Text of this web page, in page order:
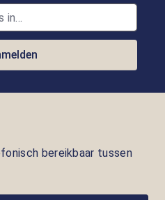
bereikbaar tussen